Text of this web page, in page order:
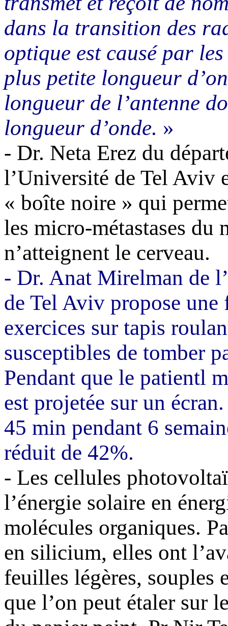
dans la transition des
optique est causé par
plus petite longueur
longueur de l’antenne
longueur d’onde. »
- Dr. Neta Erez du
l’Université de Tel Aviv
« boîte noire » qui
les micro-métastases du
n’atteignent le cerveau.
- Dr. Anat Mirelman de
de Tel Aviv propose
exercices sur tapis
susceptibles de tomber
Pendant que le patientl
est projetée sur un
45 min pendant 6
réduit de 42%.
- Les cellules
l’énergie solaire en
molécules organiques.
en silicium, elles ont
feuilles légères, souples
que l’on peut étaler sur